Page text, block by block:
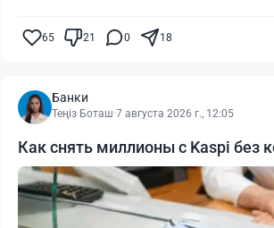
65 21 0 18
Банки
Теңіз Боташ·7 августа 2026 г., 12:05
Как снять миллионы с Kaspi без